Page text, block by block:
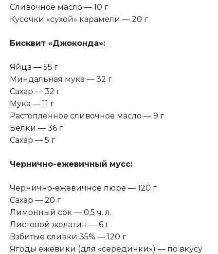
Сливочное масло — 10 г
Кусочки «сухой» карамели — 20 г
Бисквит «Джоконда»:
Яйца — 55 г
Миндальная мука — 32 г
Сахар — 32 г
Мука — 11 г
Растопленное сливочное масло — 9 г
Белки — 36 г
Сахар — 5 г
Чернично-ежевичный мусс:
Чернично-ежевичное пюре — 120 г
Сахар — 20 г
Лимонный сок — 0,5 ч. л.
Листовой желатин — 6 г
Взбитые сливки 35% — 120 г
Ягоды ежевики (для «серединки») — по вкусу